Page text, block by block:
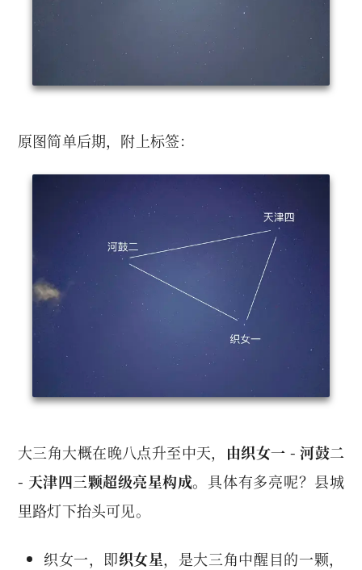
原图简单后期，附上标签：
大三角大概在晚八点升至中天， 由织女一 - 河鼓二
- 天津四三颗超级亮星构成。 具体有多亮呢？县城
里路灯下抬头可见。
织女一，即织女星，是大三角中醒目的一颗，